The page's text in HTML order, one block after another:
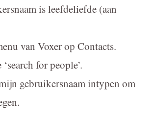
is leefdeliefde (aan
van Voxer op Contacts.
for people’.
gebruikersnaam intypen om